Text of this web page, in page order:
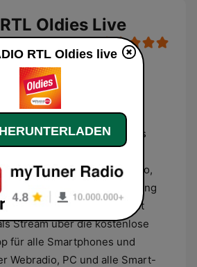
Oldies Live
60er und 70er.
alle Oldie-Fans. Hier gibt’s
Hits der 60er und 70er:
Gees, Elton John, Chicago,
und…jede Menge Abwechslung
„HITRADIO RTL – Oldies“ ist
Stream über die kostenlose
für alle Smartphones und
Webradio, PC und alle Smart-
RTL Oldies live